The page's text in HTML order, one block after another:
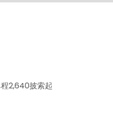
2,640披索起